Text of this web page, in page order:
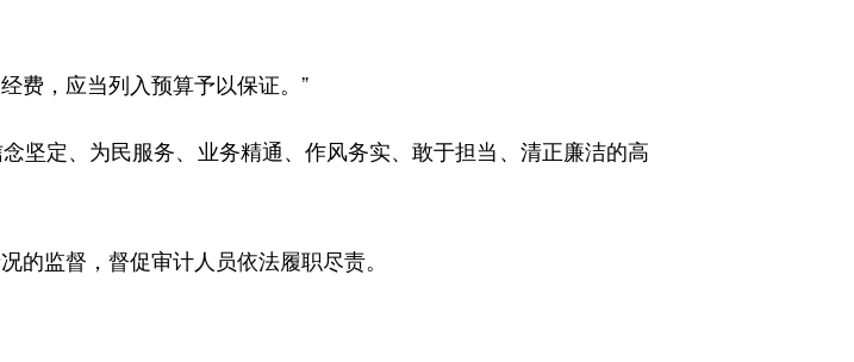
，应当列入预算予以保证。”
定、为民服务、业务精通、作风务实、敢于担当、清正廉洁的高
监督，督促审计人员依法履职尽责。